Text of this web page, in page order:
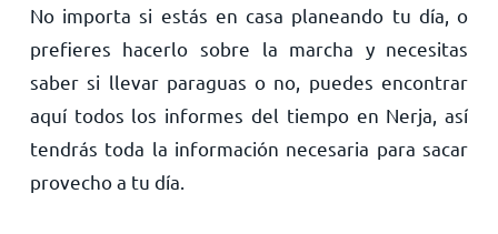
No importa si estás en casa planeando tu día, o
prefieres hacerlo sobre la marcha y necesitas
saber si llevar paraguas o no, puedes encontrar
aquí todos los informes del tiempo en Nerja, así
tendrás toda la información necesaria para sacar
provecho a tu día.